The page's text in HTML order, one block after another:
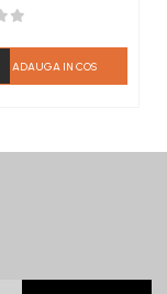
ADAUGA IN COS